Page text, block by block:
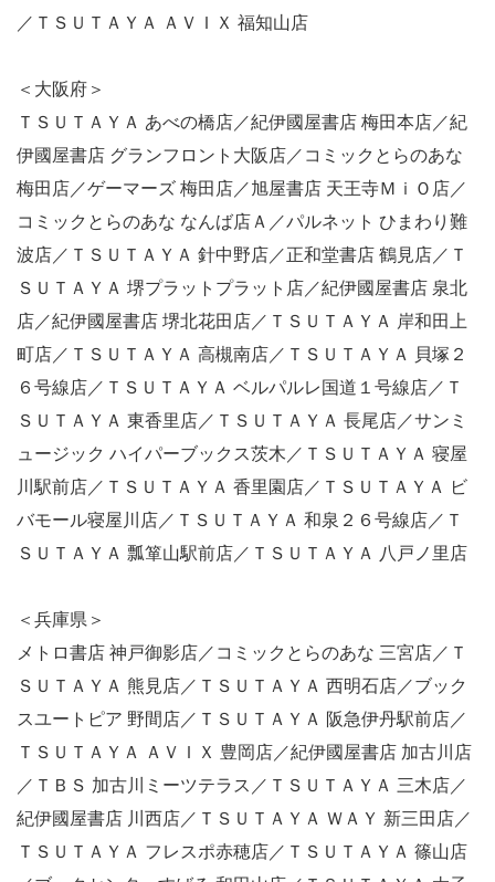
／ＴＳＵＴＡＹＡ ＡＶＩＸ 福知山店
＜大阪府＞
ＴＳＵＴＡＹＡ あべの橋店／紀伊國屋書店 梅田本店／紀
伊國屋書店 グランフロント大阪店／コミックとらのあな
梅田店／ゲーマーズ 梅田店／旭屋書店 天王寺ＭｉＯ店／
コミックとらのあな なんば店Ａ／パルネット ひまわり難
波店／ＴＳＵＴＡＹＡ 針中野店／正和堂書店 鶴見店／Ｔ
ＳＵＴＡＹＡ 堺プラットプラット店／紀伊國屋書店 泉北
店／紀伊國屋書店 堺北花田店／ＴＳＵＴＡＹＡ 岸和田上
町店／ＴＳＵＴＡＹＡ 高槻南店／ＴＳＵＴＡＹＡ 貝塚２
６号線店／ＴＳＵＴＡＹＡ ベルパルレ国道１号線店／Ｔ
ＳＵＴＡＹＡ 東香里店／ＴＳＵＴＡＹＡ 長尾店／サンミ
ュージック ハイパーブックス茨木／ＴＳＵＴＡＹＡ 寝屋
川駅前店／ＴＳＵＴＡＹＡ 香里園店／ＴＳＵＴＡＹＡ ビ
バモール寝屋川店／ＴＳＵＴＡＹＡ 和泉２６号線店／Ｔ
ＳＵＴＡＹＡ 瓢箪山駅前店／ＴＳＵＴＡＹＡ 八戸ノ里店
＜兵庫県＞
メトロ書店 神戸御影店／コミックとらのあな 三宮店／Ｔ
ＳＵＴＡＹＡ 熊見店／ＴＳＵＴＡＹＡ 西明石店／ブック
スユートピア 野間店／ＴＳＵＴＡＹＡ 阪急伊丹駅前店／
ＴＳＵＴＡＹＡ ＡＶＩＸ 豊岡店／紀伊國屋書店 加古川店
／ＴＢＳ 加古川ミーツテラス／ＴＳＵＴＡＹＡ 三木店／
紀伊國屋書店 川西店／ＴＳＵＴＡＹＡ ＷＡＹ 新三田店／
ＴＳＵＴＡＹＡ フレスポ赤穂店／ＴＳＵＴＡＹＡ 篠山店